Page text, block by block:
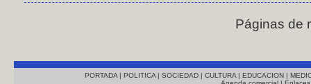
Páginas de
PORTADA | POLITICA | SOCIEDAD | CULTURA | EDUCACION |